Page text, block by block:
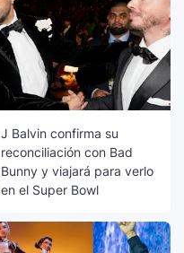
J Balvin confirma su
reconciliación con Bad
Bunny y viajará para verlo
en el Super Bowl